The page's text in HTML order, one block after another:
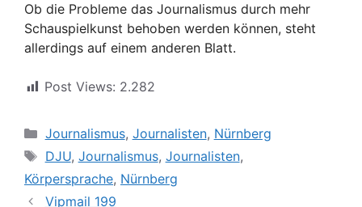
Ob die Probleme das Journalismus durch mehr
Schauspielkunst behoben werden können, steht
allerdings auf einem anderen Blatt.
Post Views: 2.282
Kategorien
Journalismus, Journalisten, Nürnberg
Schlagwörter
DJU, Journalismus, Journalisten,
Körpersprache, Nürnberg
Vipmail 199